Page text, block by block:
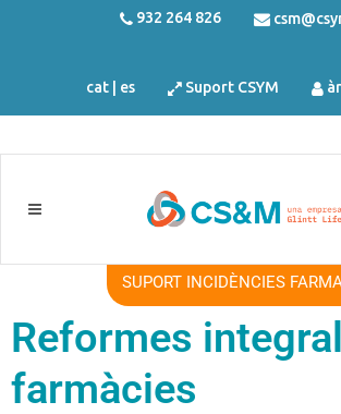
932 264 826
cat| es Suport CSYM
SUPORT INCIDÈNCIES
Reformes
farmàcies